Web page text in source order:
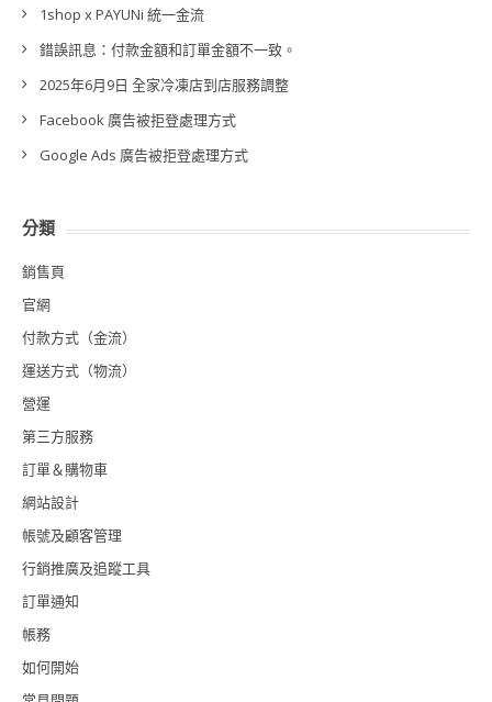
1shop x PAYUNi 統一金流
錯誤訊息：付款金額和訂單金額不一致。
2025年6月9日 全家冷凍店到店服務調整
Facebook 廣告被拒登處理方式
Google Ads 廣告被拒登處理方式
分類
銷售頁
官網
付款方式（金流）
運送方式（物流）
營運
第三方服務
訂單＆購物車
網站設計
帳號及顧客管理
行銷推廣及追蹤工具
訂單通知
帳務
如何開始